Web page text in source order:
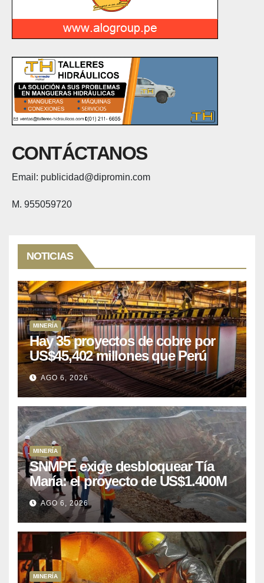
CONTÁCTANOS
Email: publicidad@dipromin.com
M. 955059720
NOTICIAS
MINERÍA
Hay 35 proyectos de cobre por
US$45,402 millones que Perú
puede aprovechar
AGO 6, 2026
MINERÍA
SNMPE exige desbloquear Tía
María: el proyecto de US$1.400M
que Perú lleva 15 años
posponiendo
AGO 6, 2026
MINERÍA